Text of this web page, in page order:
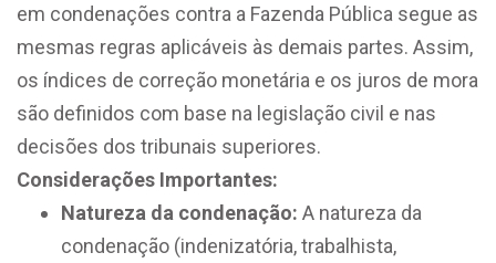
em condenações contra a Fazenda Pública segue as
mesmas regras aplicáveis às demais partes. Assim,
os índices de correção monetária e os juros de mora
são definidos com base na legislação civil e nas
decisões dos tribunais superiores.
Considerações Importantes:
Natureza da condenação: A natureza da
condenação (indenizatória, trabalhista,